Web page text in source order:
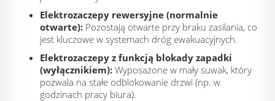
Elektrozaczepy rewersyjne (normalnie
otwarte): Pozostają otwarte przy braku zasilania, co
jest kluczowe w systemach dróg ewakuacyjnych.
Elektrozaczepy z funkcją blokady zapadki
(wyłącznikiem): Wyposażone w mały suwak, który
pozwala na stałe odblokowanie drzwi (np. w
godzinach pracy biura).